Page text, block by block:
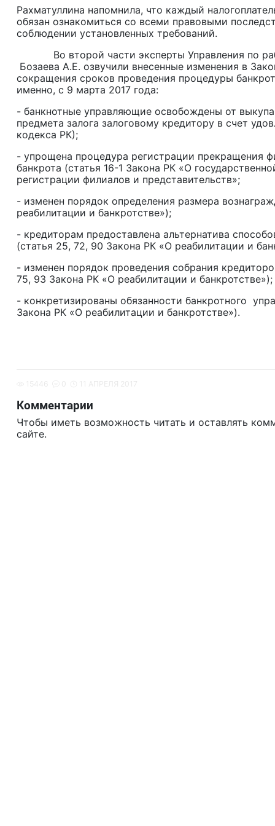
Рахматуллина напомнила, что каждый
обязан ознакомиться со всеми правовыми
соблюдении установленных требований.
Во второй части эксперты Управления по
Бозаева А.Е. озвучили внесенные изменения в
сокращения сроков проведения процедуры
именно, с 9 марта 2017 года:
- банкнотные управляющие освобождены от
предмета залога залоговому кредитору в счет
кодекса РК);
- упрощена процедура регистрации прекращения
банкрота (статья 16-1 Закона РК «О
регистрации филиалов и представительств»;
- изменен порядок определения размера
реабилитации и банкротстве»);
- кредиторам предоставлена альтернатива
(статья 25, 72, 90 Закона РК «О реабилитации и
- изменен порядок проведения собрания
75, 93 Закона РК «О реабилитации и банкротстве»);
- конкретизированы обязанности банкротного
Закона РК «О реабилитации и банкротстве»).
Комментарии
Чтобы иметь возможность читать и оставлять
сайте.